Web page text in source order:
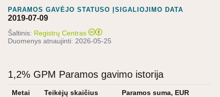
PARAMOS GAVĖJO STATUSO ĮSIGALIOJIMO DATA
2019-07-09
Šaltinis: Registrų Centras
Duomenys atnaujinti: 2026-05-25
1,2% GPM Paramos gavimo istorija
Metai Teikėjų skaičius Paramos suma, EUR